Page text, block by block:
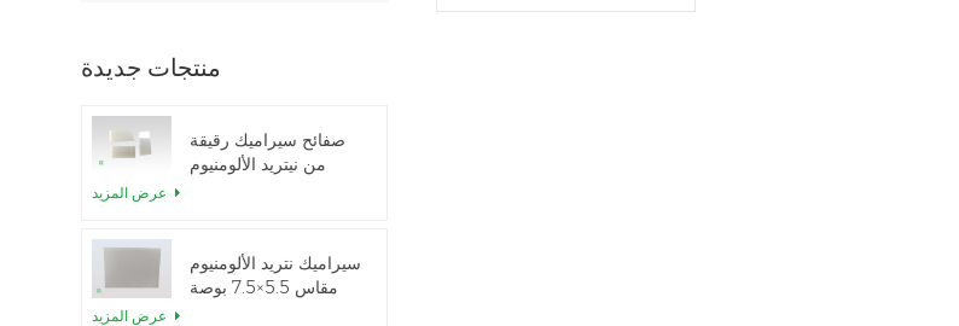
منتجات جديدة
صفائح سيراميك رقيقة
من نيتريد الألومنيوم
سيراميك نتريد الألومنيوم
مقاس 5.5×7.5 بوصة